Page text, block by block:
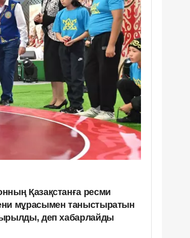
Қазақстанға ресми
мұрасымен таныстыратын
деп хабарлайды